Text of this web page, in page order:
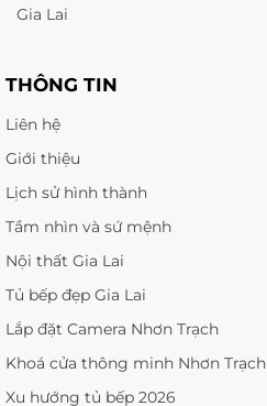
Gia Lai
THÔNG TIN
Liên hệ
Giới thiệu
Lịch sử hình thành
Tầm nhìn và sứ mệnh
Nội thất Gia Lai
Tủ bếp đẹp Gia Lai
Lắp đặt Camera Nhơn Trạch
Khoá cửa thông minh Nhơn Trạch
Xu hướng tủ bếp 2026